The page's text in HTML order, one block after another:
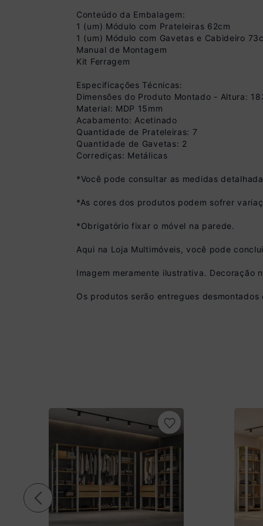
Pix
R$ 629,99 à vista
(10 % de desconto)
Você economiza
Conteúdo da Embalagem:
1 (um) Módulo com Prateleiras 62cm
1 (um) Módulo com Gavetas e Cabideiro
Manual de Montagem
Kit Ferragem
Especificações Técnicas:
Dimensões do Produto Montado - Altura:
Material: MDP 15mm
Acabamento: Acetinado
Quantidade de Prateleiras: 7
Quantidade de Gavetas: 2
Corrediças: Metálicas
*Você pode consultar as medidas
*As cores dos produtos podem sofrer
*Obrigatório fixar o móvel na parede.
Aqui na Loja Multimóveis, você pode
Imagem meramente ilustrativa. Decoração
Os produtos serão entregues